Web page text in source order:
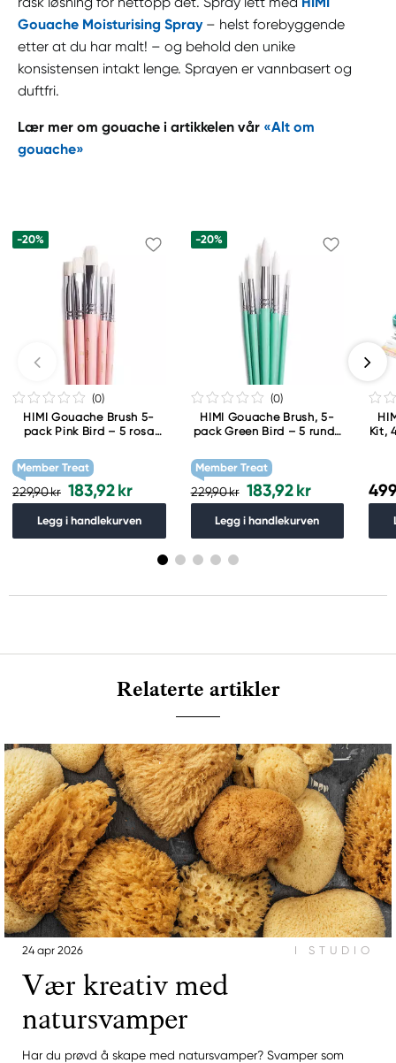
Gouache Moisturising Spray– helst forebyggende
etter at du har malt! – og behold den unike
konsistensen intakt lenge. Sprayen er vannbasert og
duftfri.
Lær mer om gouache i artikkelen vår «Alt om
gouache»
-20%
(0)
HIMI Gouache Brush 5-
pack Pink Bird – 5 rosa
og 1 flat
Member Treat
229,90 kr 183,92 kr
Legg i handlekurven
-20%
(0)
HIMI Gouache Brush, 5-
pack Green Bird – 5 runde
10 og 12
Member Treat
229,90 kr 183,92 kr
Legg i handlekurven
Kit,
Relaterte artikler
24 apr 2026 I STUDIO
Vær kreativ med
natursvamper
Har du prøvd å skape med natursvamper? Svamper som